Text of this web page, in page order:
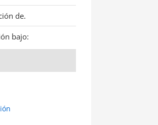
de.
bajo: